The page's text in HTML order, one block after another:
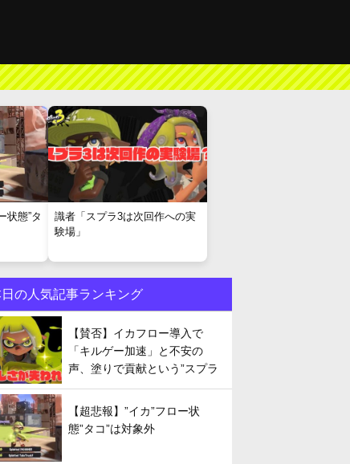
状態”タ
識者「スプラ3は次回作への実
験場」
の人気記事ランキング
【賛否】イカフロー導入で
「キルゲー加速」と不安の
声、塗りで貢献という”スプラ
らしさ”は失われてしまうのか
【超悲報】”イカ”フロー状
態”タコ”は対象外